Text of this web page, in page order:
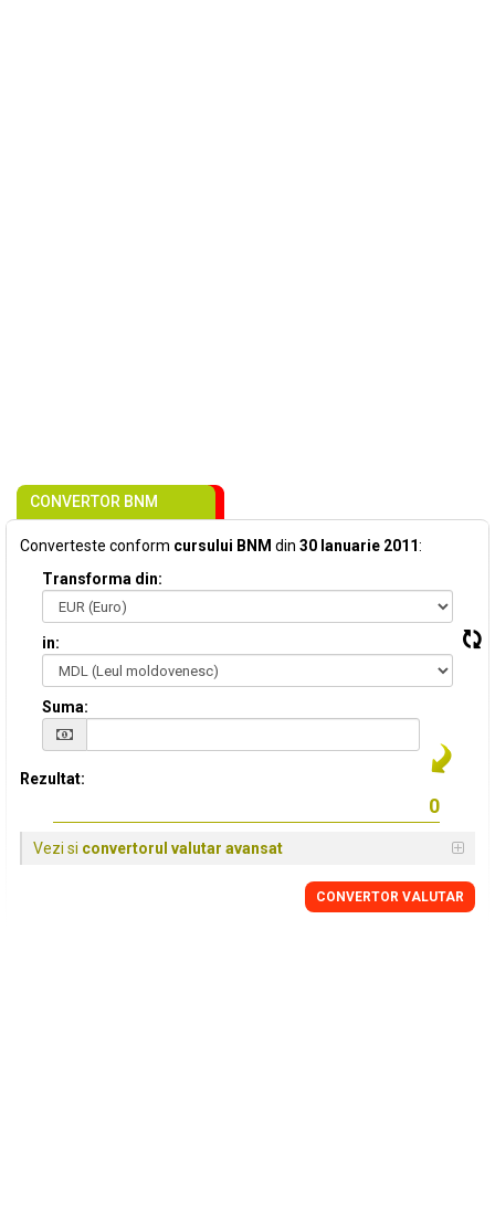
CONVERTOR BNM
Converteste conform cursului BNM din 30 Ianuarie 2011:
Transforma din:
in:
Suma:
Rezultat:
Vezi si convertorul valutar avansat
CONVERTOR VALUTAR